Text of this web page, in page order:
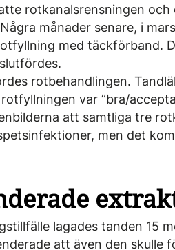
rotkanalsrensningen
månader senare, i
med täckförband.
rotbehand­lingen.
var ”bra/
att samtliga tre
men det
lagades tanden 15
att även den skulle